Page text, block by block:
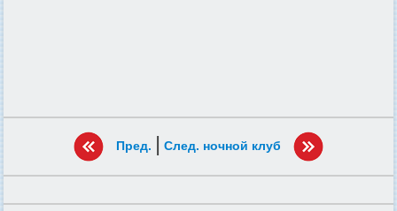
Пред. | След. ночной клуб